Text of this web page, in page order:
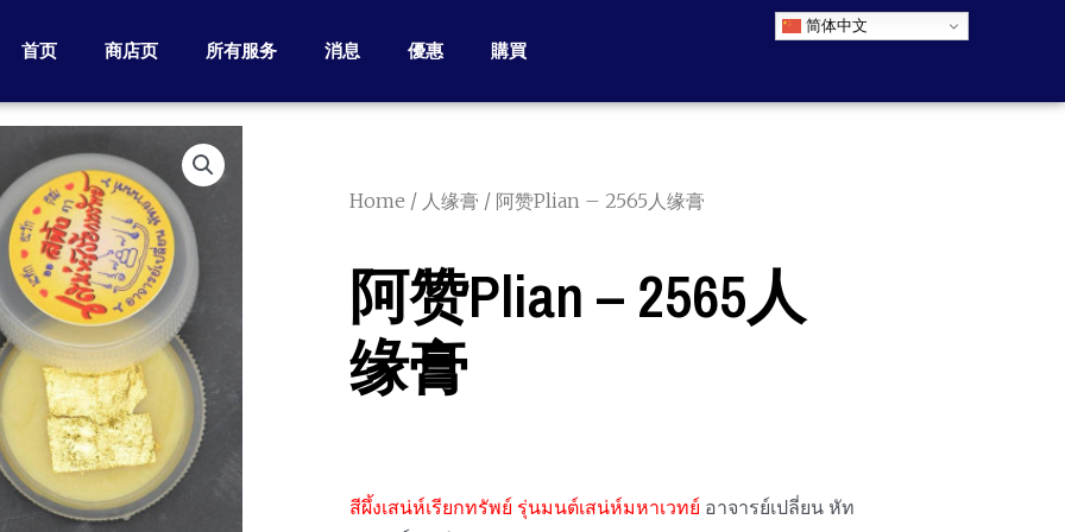
首页 商店页 所有服务 消息 優惠 購買
简体中文
Home / 人缘膏 / 阿赞Plian – 2565人缘膏
阿赞Plian – 2565人
缘膏
สีผึ้งเสน่ห์เรียกทรัพย์ รุ่นมนต์เสน่ห์มหาเวทย์ อาจารย์เปลี่ยน หัท